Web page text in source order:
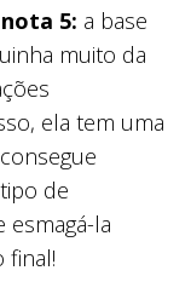
5: a base
muito da
ela tem uma
de
esmagá-la
final!